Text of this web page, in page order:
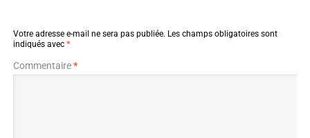
Votre adresse e-mail ne sera pas publiée. Les champs obligatoires sont
indiqués avec *
Commentaire*